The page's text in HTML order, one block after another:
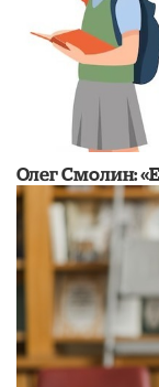
​Олег Смолин: